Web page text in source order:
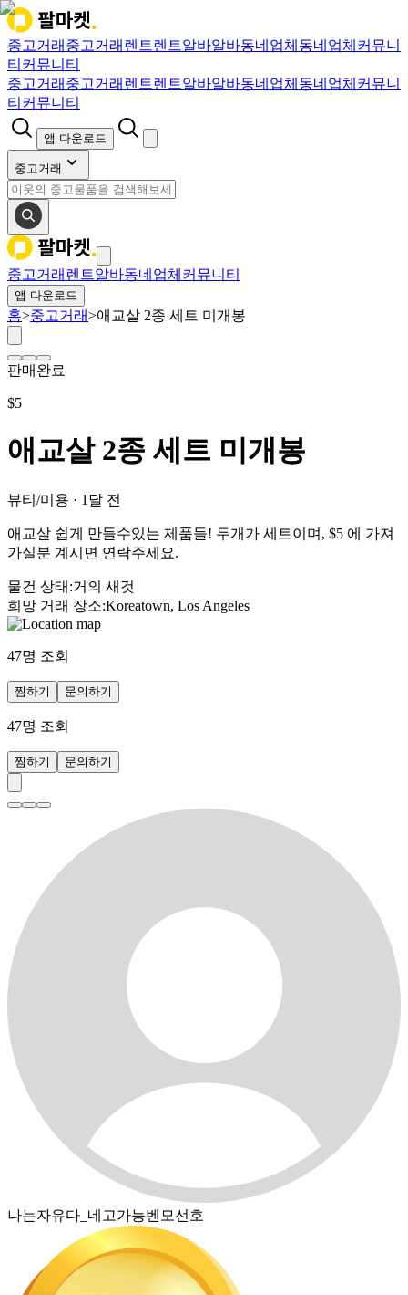
중고거래 중고거래 렌트렌트알바알바동네업체 동네업체 커뮤니
티 커뮤니티
중고거래 중고거래 렌트렌트알바알바동네업체 동네업체 커뮤니
티 커뮤니티
앱 다운로드
중고거래
중고거래 렌트알바동네업체 커뮤니티
앱 다운로드
홈>중고거래>애교살 2종 세트 미개봉
판매완료
$5
애교살 2종 세트 미개봉
뷰티/미용 · 1달 전
애교살 쉽게 만들수있는 제품들! 두개가 세트이며, $5 에 가져
가실분 계시면 연락주세요.
물건 상태 :거의 새것
희망 거래 장소:Koreatown, Los Angeles
47명 조회
찜하기 문의하기
47명 조회
찜하기 문의하기
나는자유다_네고가능벤모선호